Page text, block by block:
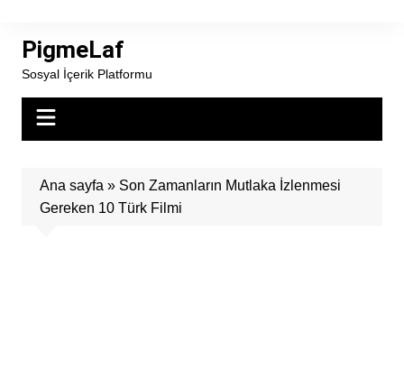
contentPigmeLaf
Sosyal İçerik Platformu
Ana sayfa » Son Zamanların Mutlaka İzlenmesi
Gereken 10 Türk Filmi